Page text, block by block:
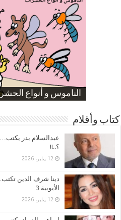
الناموس و أنواع
الموظفين بعد ارتفاع
ارتفاع نسبة الطلاق
صورة كاركاتيرية
صورة كاركاتيرية
كتاب وأقلام
عبدالسلام بدر
؟..!!
12 يناير، 2026
دينا شرف الدين
الأيوبية 3
12 يناير، 2026